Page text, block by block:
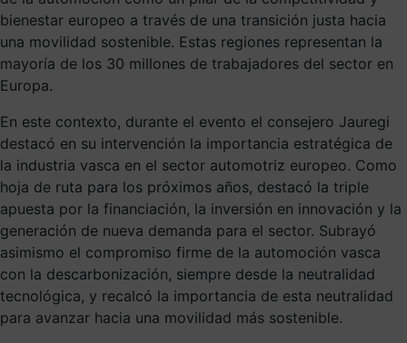
bienestar europeo a través de una transición justa hacia
una movilidad sostenible. Estas regiones representan la
mayoría de los 30 millones de trabajadores del sector en
Europa.
En este contexto, durante el evento el consejero Jauregi
destacó en su intervención la importancia estratégica de
la industria vasca en el sector automotriz europeo. Como
hoja de ruta para los próximos años, destacó la triple
apuesta por la financiación, la inversión en innovación y la
generación de nueva demanda para el sector. Subrayó
asimismo el compromiso firme de la automoción vasca
con la descarbonización, siempre desde la neutralidad
tecnológica, y recalcó la importancia de esta neutralidad
para avanzar hacia una movilidad más sostenible.